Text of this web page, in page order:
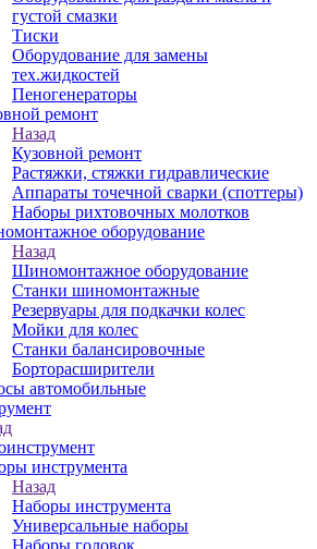
густой смазки
Тиски
Оборудование для замены
тех.жидкостей
Пеногенераторы
ремонт
Назад
Кузовной ремонт
Растяжки, стяжки гидравлические
Аппараты точечной сварки (споттеры)
Наборы рихтовочных молотков
оборудование
Назад
Шиномонтажное оборудование
Станки шиномонтажные
Резервуары для подкачки колес
Мойки для колес
Станки балансировочные
Борторасширители
автомобильные
инструмента
Назад
Наборы инструмента
Универсальные наборы
Наборы головок